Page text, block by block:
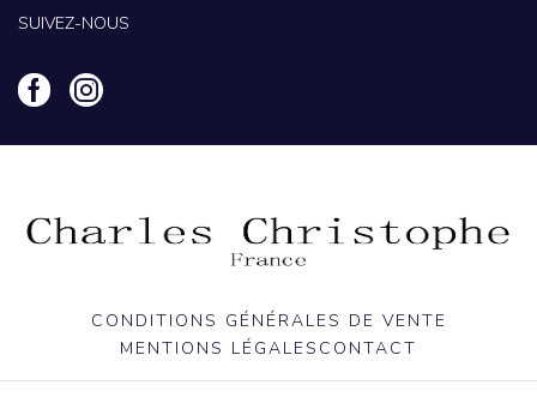
SUIVEZ-NOUS
CONDITIONS GÉNÉRALES DE VENTE
MENTIONS LÉGALES CONTACT